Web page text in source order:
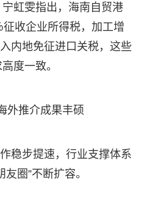
虹雯指出，海南自贸港
收企业所得税，加工增
内地免征进口关税，这些
度一致。
外推介成果丰硕
稳步提速，行业支撑体系
圈”不断扩容。